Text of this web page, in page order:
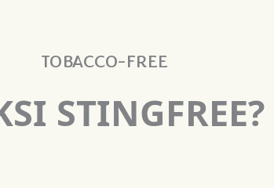
TOBACCO-FREE
STINGFREE?